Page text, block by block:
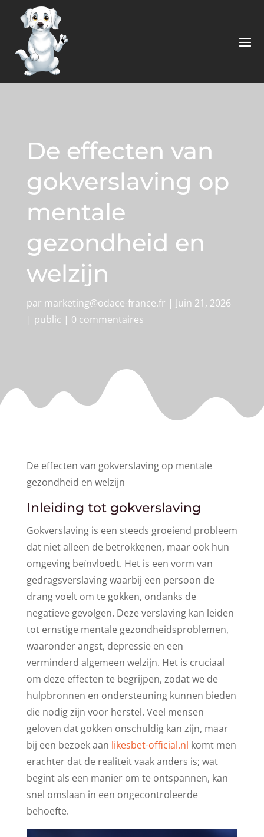
De effecten van
gokverslaving op
mentale
gezondheid en
welzijn
par marketing@odace-france.fr | Juin 21, 2026
| public | 0 commentaires
De effecten van gokverslaving op mentale
gezondheid en welzijn
Inleiding tot gokverslaving
Gokverslaving is een steeds groeiend probleem
dat niet alleen de betrokkenen, maar ook hun
omgeving beïnvloedt. Het is een vorm van
gedragsverslaving waarbij een persoon de
drang voelt om te gokken, ondanks de
negatieve gevolgen. Deze verslaving kan leiden
tot ernstige mentale gezondheidsproblemen,
waaronder angst, depressie en een
verminderd algemeen welzijn. Het is cruciaal
om deze effecten te begrijpen, zodat we de
hulpbronnen en ondersteuning kunnen bieden
die nodig zijn voor herstel. Veel mensen
geloven dat gokken onschuldig kan zijn, maar
bij een bezoek aan likesbet-official.nl komt men
erachter dat de realiteit vaak anders is; wat
begint als een manier om te ontspannen, kan
snel omslaan in een ongecontroleerde
behoefte.